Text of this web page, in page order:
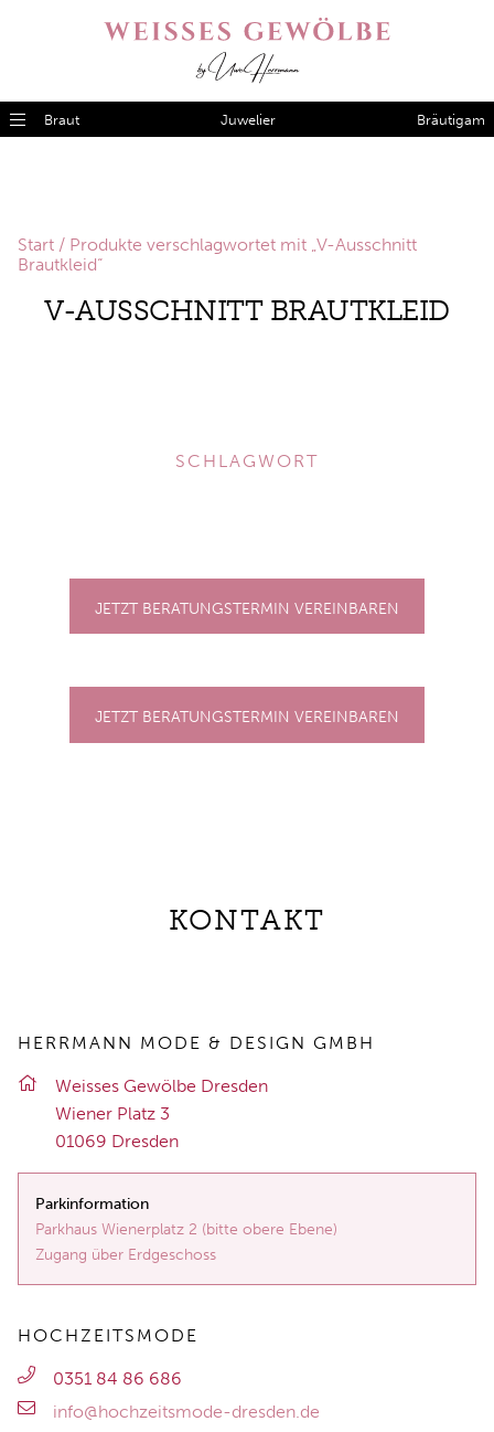
Braut Juwelier Bräutigam
Start / Produkte verschlagwortet mit „V-Ausschnitt
Brautkleid“
V-AUSSCHNITT BRAUTKLEID
SCHLAGWORT
JETZT BERATUNGSTERMIN VEREINBAREN
JETZT BERATUNGSTERMIN VEREINBAREN
KONTAKT
HERRMANN MODE & DESIGN GMBH
Weis­ses Ge­wöl­be Dres­den
Wie­ner Platz 3
01069 Dres­den
Parkinformation
Parkhaus Wienerplatz 2 (bitte obere Ebene)
Zugang über Erdgeschoss
HOCHZEITSMODE
0351 84 86 686
info@hochzeitsmode-dresden.de